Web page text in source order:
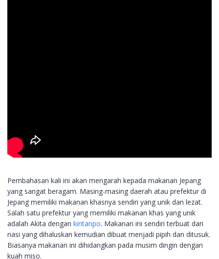
Pembahasan kali ini akan mengarah kepada makanan Jepang
yang sangat beragam. Masing-masing daerah atau prefektur di
Jepang memiliki makanan khasnya sendiri yang unik dan lezat.
Salah satu prefektur yang memiliki makanan khas yang unik
adalah Akita dengan kiritanpo. Makanan ini sendiri terbuat dari
nasi yang dihaluskan kemudian dibuat menjadi pipih dan ditusuk.
Biasanya makanan ini dihidangkan pada musim dingin dengan
kuah miso.